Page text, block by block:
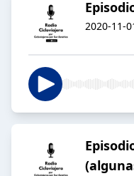
2020-11-